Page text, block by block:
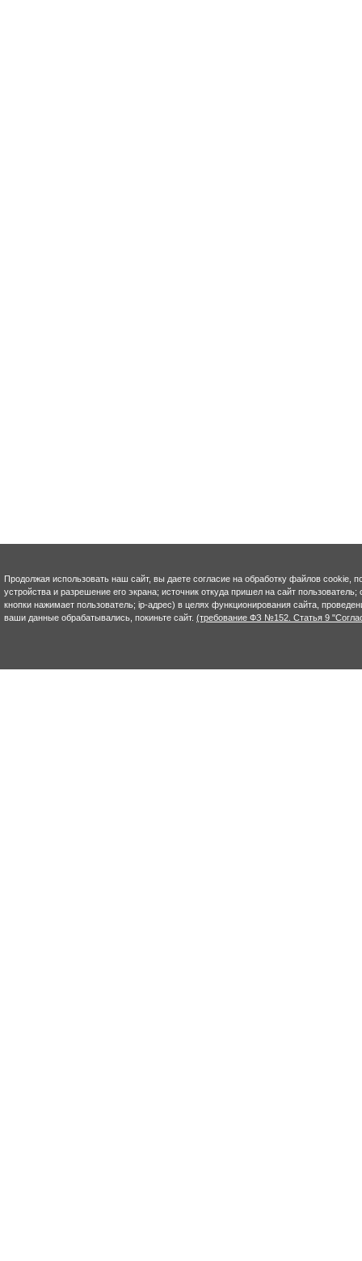
Продолжая использовать наш сайт, вы даете согласие на обработку файлов cookie,
устройства и разрешение его экрана; источник откуда пришел на сайт
кнопки нажимает пользователь; ip-адрес) в целях функционирования сайта,
ваши данные обрабатывались, покиньте сайт. (требование ФЗ №152. Статья 9